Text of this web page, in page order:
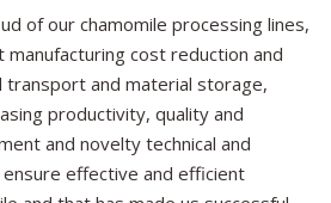
of our chamomile processing lines,
manufacturing cost reduction and
and material storage,
productivity, quality and
and novelty technical and
effective and efficient